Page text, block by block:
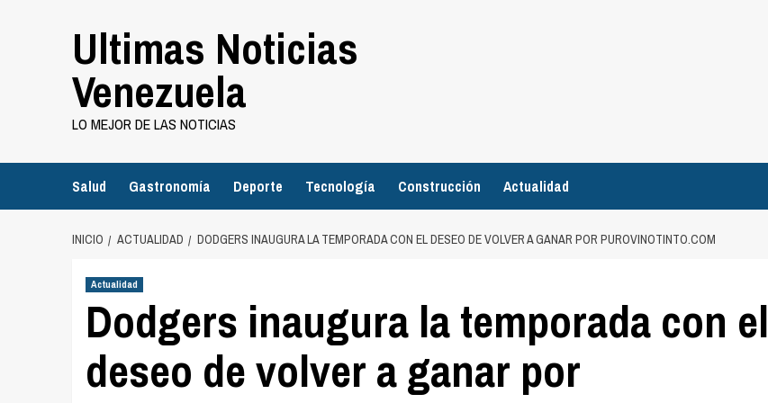
Ultimas Noticias
Venezuela
LO MEJOR DE LAS NOTICIAS
Salud Gastronomía Deporte Tecnología Construcción Actualidad
INICIO ACTUALIDAD DODGERS INAUGURA LA TEMPORADA CON EL DESEO DE VOLVER A GANAR POR PUROVINOTINTO.COM
Actualidad
Dodgers inaugura la temporada con el
deseo de volver a ganar por